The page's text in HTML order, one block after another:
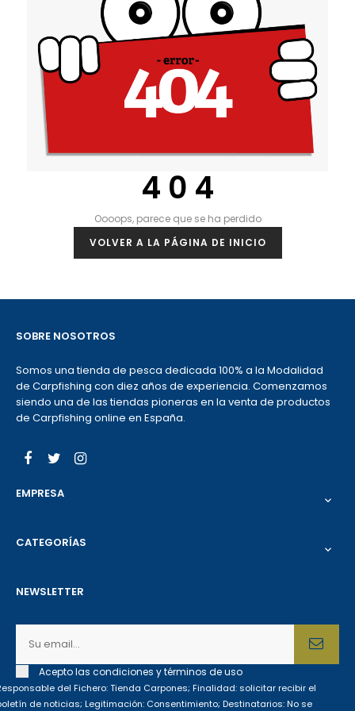
4 0 4
Oooops, parece que se ha perdido
VOLVER A LA PÁGINA DE INICIO
SOBRE NOSOTROS
Somos una tienda de pesca dedicada 100% a la Modalidad
de Carpfishing con diez años de experiencia. Comenzamos
siendo una de las tiendas pioneras en la venta de productos
de Carpfishing online en España.
Facebook
Twitter
EMPRESA 
CATEGORÍAS 
NEWSLETTER
Acepto las condiciones y términos de uso
del Fichero: Tienda Carpones; Finalidad: solicitar recibir el
de noticias; Legitimación: Consentimiento; Destinatarios: No se